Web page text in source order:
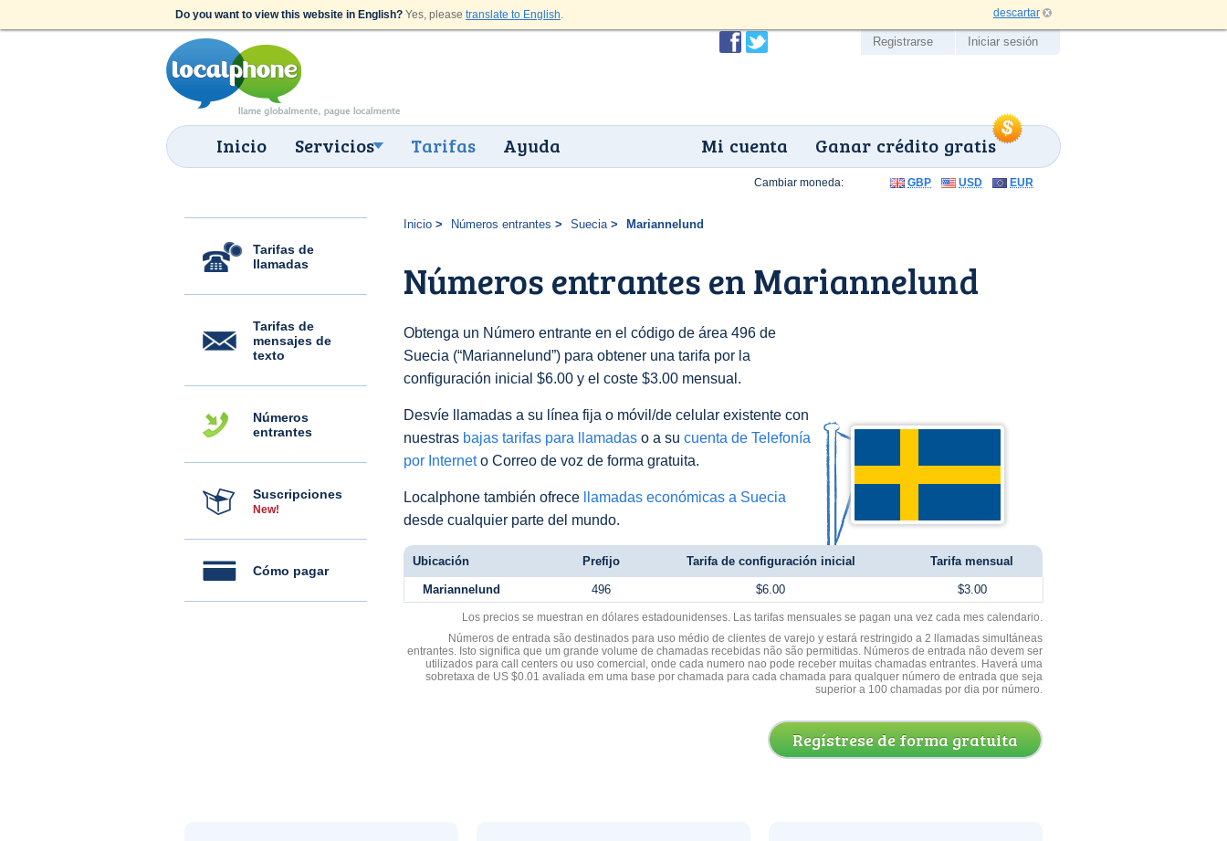
Do you want to view this website in English? Yes, please translate to English. descartar
Inicio Servicios Tarifas Ayuda Ganar crédito gratis
Mi cuenta
Registrarse Iniciar sesión
Tarifas de
llamadas
Tarifas de
mensajes de
texto
Números
entrantes
Suscripciones
New!
Cómo pagar
Inicio Números entrantes Suecia Mariannelund
Números entrantes en Mariannelund
Obtenga un Número entrante en el código de área 496 de
Suecia (“Mariannelund”) para obtener una tarifa por la
configuración inicial $6.00 y el coste $3.00 mensual.
Desvíe llamadas a su línea fija o móvil/de celular existente con
nuestras bajas tarifas para llamadas o a su cuenta de Telefonía
por Interneto Correo de voz de forma gratuita.
Localphone también ofrece
llamadas económicas a Suecia
desde cualquier parte del mundo.
Cambiar moneda: GBP USD EUR
Ubicación Prefijo Tarifa de configuración inicial Tarifa mensual
Mariannelund 496 $6.00 $3.00
Los precios se muestran en dólares estadounidenses. Las tarifas mensuales se pagan una vez cada mes calendario.
Números de entrada são destinados para uso médio de clientes de varejo y estará restringido a 2 llamadas simultáneas
entrantes. Isto significa que um grande volume de chamadas recebidas não são permitidas. Números de entrada não devem ser
utilizados para call centers ou uso comercial, onde cada numero nao pode receber muitas chamadas entrantes. Haverá uma
sobretaxa de US $0.01 avaliada em uma base por chamada para cada chamada para qualquer número de entrada que seja
superior a 100 chamadas por dia por número.
Regístrese de forma gratuita